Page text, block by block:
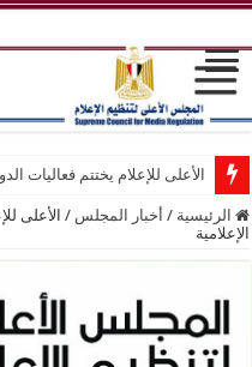
الأعلى للإعلام يختتم فعاليات
الرئيسية / أخبار المجلس / الأعلى
الإعلامية